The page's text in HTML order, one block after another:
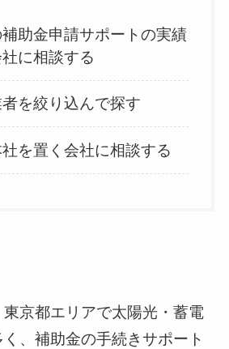
助金申請サポートの実績
に相談する
を絞り込んで探す
を置く会社に相談する
京都エリアで太陽光・蓄電
、補助金の手続きサポート